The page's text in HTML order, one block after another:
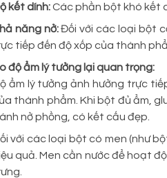
kết dính:Các phần bột khó kết
năng nở:Đối với các loại bột
tiếp đến độ xốp của thành
độ ẩm lý tưởng lại quan trọng:
ẩm lý tưởng ảnh hưởng trực
thành phẩm. Khi bột đủ ẩm,
nở phồng, có kết cấu đẹp.
với các loại bột có men (như
quả. Men cần nước để hoạt